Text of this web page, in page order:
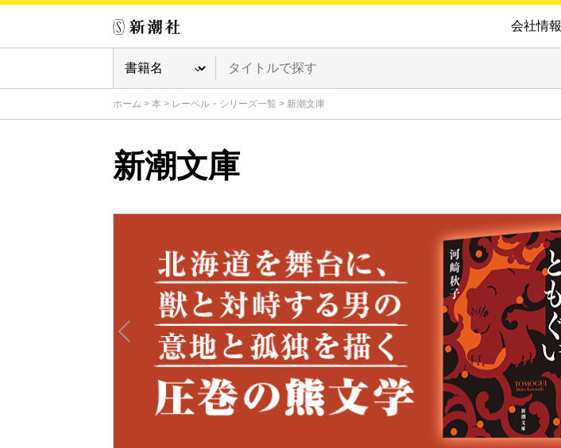
会社情報
ホーム > 本 > レーベル・シリーズ一覧 > 新潮文庫
新潮文庫